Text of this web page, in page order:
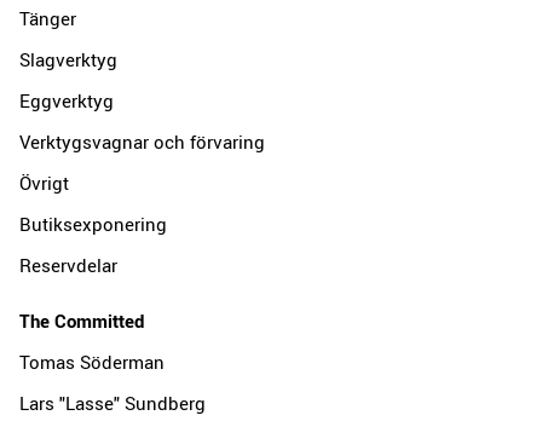
Tänger
Slagverktyg
Eggverktyg
Verktygsvagnar och förvaring
Övrigt
Butiksexponering
Reservdelar
The Committed
Tomas Söderman
Lars "Lasse" Sundberg